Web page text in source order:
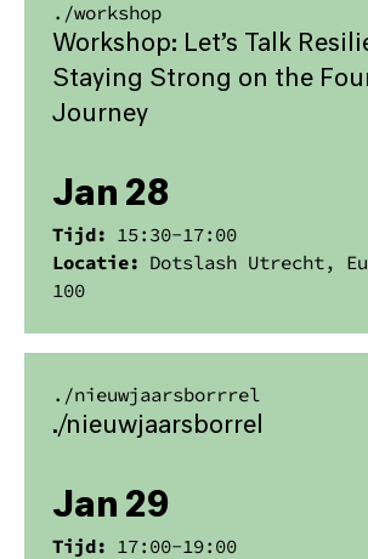
./workshop
Workshop: Let’s Talk
Staying Strong on the
Journey
Jan 28
Tijd: 15:30-17:00
Locatie: Dotslash Utrecht,
100
./nieuwjaarsborrrel
​./nieuwjaarsborrel
Jan 29
Tijd: 17:00-19:00